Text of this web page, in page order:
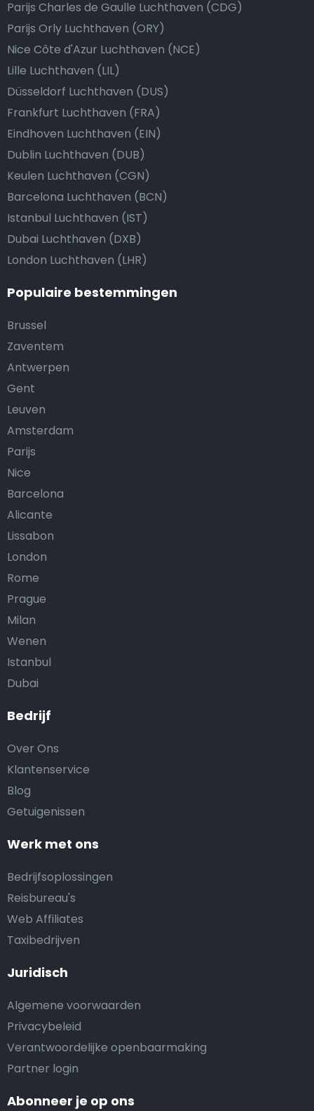
Bedrijf
Over Ons
Klantenservice
Blog
Getuigenissen
Werk met ons
Bedrijfsoplossingen
Reisbureau's
Web Affiliates
Taxibedrijven
Juridisch
Algemene voorwaarden
Privacybeleid
Verantwoordelijke openbaarmaking
Partner login
Parijs Charles de Gaulle Luchthaven (CDG)
Parijs Orly Luchthaven (ORY)
Nice Côte d'Azur Luchthaven (NCE)
Lille Luchthaven (LIL)
Düsseldorf Luchthaven (DUS)
Frankfurt Luchthaven (FRA)
Eindhoven Luchthaven (EIN)
Dublin Luchthaven (DUB)
Keulen Luchthaven (CGN)
Barcelona Luchthaven (BCN)
Istanbul Luchthaven (IST)
Dubai Luchthaven (DXB)
London Luchthaven (LHR)
Populaire bestemmingen
Brussel
Zaventem
Antwerpen
Gent
Leuven
Amsterdam
Parijs
Nice
Barcelona
Alicante
Lissabon
London
Rome
Prague
Milan
Wenen
Istanbul
Dubai
Abonneer je op ons